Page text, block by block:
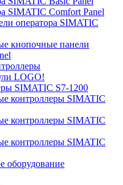
SIMATIC Comfort Panel
оператора SIMATIC
кнопочные панели
LOGO!
SIMATIC S7-1200
контроллеры SIMATIC
контроллеры SIMATIC
контроллеры SIMATIC
оборудование